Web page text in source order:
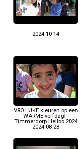
2024-10-14
VROLIJKE kleuren op een
WARME verfdag! -
Timmerdorp Heiloo 2024
2024-08-28